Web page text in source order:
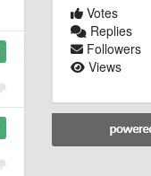
Votes
Replies
Followers
Views